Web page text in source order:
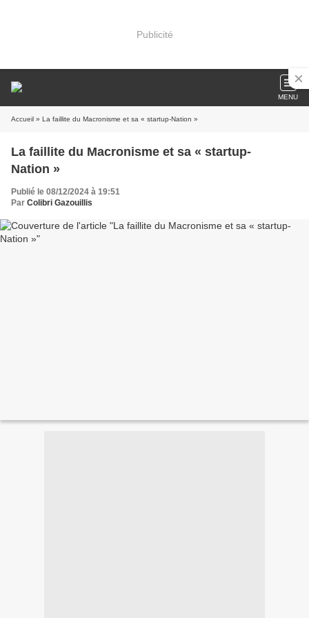
Publicité
MENU
Accueil » La faillite du Macronisme et sa « startup-Nation »
La faillite du Macronisme et sa « startup-
Nation »
Publié le 08/12/2024 à 19:51
Par Colibri Gazouillis